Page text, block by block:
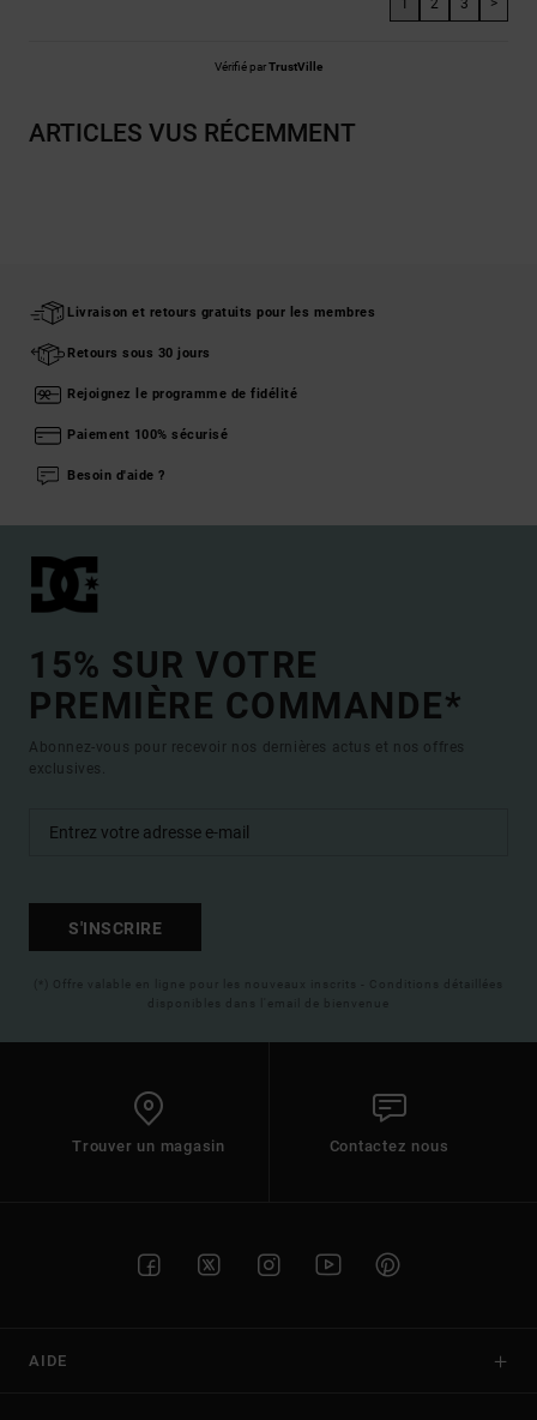
1 2 3 >
Vérifié parTrustVille
ARTICLES VUS RÉCEMMENT
Livraison et retours gratuits pour les membres
Retours sous 30 jours
Rejoignez le programme de fidélité
Paiement 100% sécurisé
Besoin d'aide ?
15% SUR VOTRE
PREMIÈRE COMMANDE*
Abonnez-vous pour recevoir nos dernières actus et nos offres
exclusives.
S'INSCRIRE
(*) Offre valable en ligne pour les nouveaux inscrits - Conditions détaillées
disponibles dans l'email de bienvenue
Trouver un magasin Contactez nous
AIDE